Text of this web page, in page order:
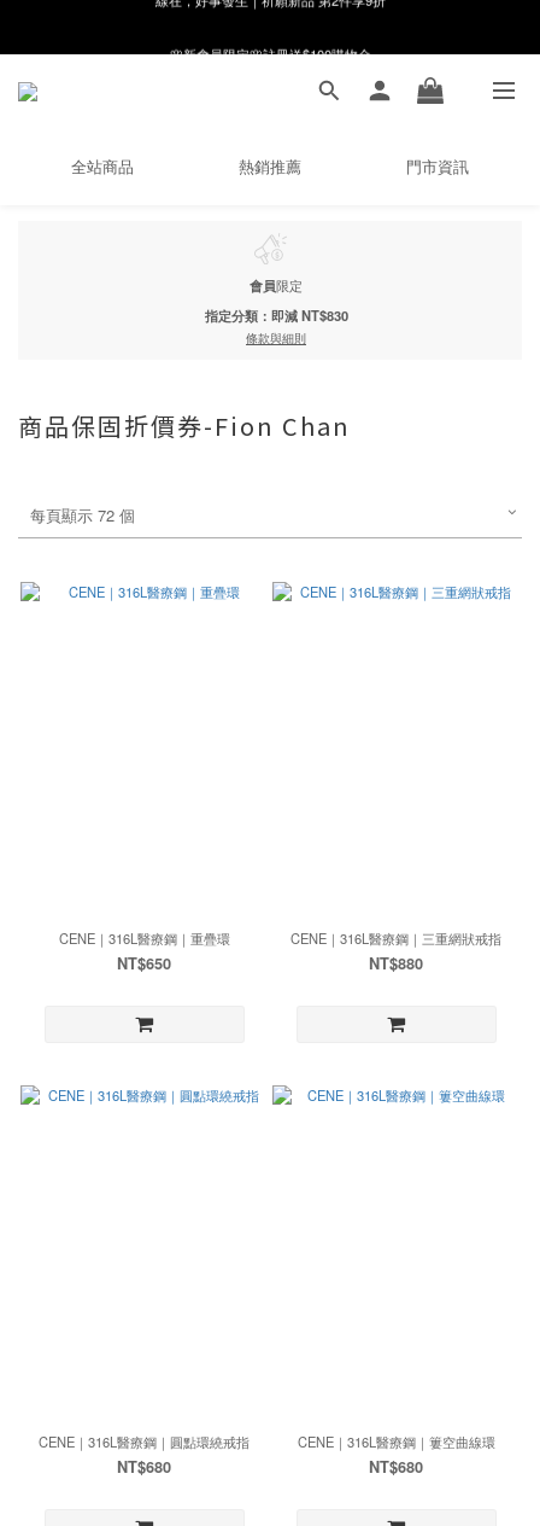
8月月初限定｜指定分類滿件88折！
全站商品 熱銷推薦 門市資訊
會員限定
指定分類：即減 NT$830
條款與細則
商品保固折價券-Fion Chan
每頁顯示 72 個
CENE｜316L醫療鋼｜重疊環
NT$650
CENE｜316L醫療鋼｜三重網狀戒指
NT$880
CENE｜316L醫療鋼｜圓點環繞戒指
NT$680
CENE｜316L醫療鋼｜簍空曲線環
NT$680